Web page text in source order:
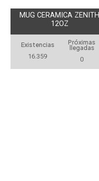
MUG CERAMICA ZENITH
12OZ
Existencias
16.359
Próximas
llegadas
0